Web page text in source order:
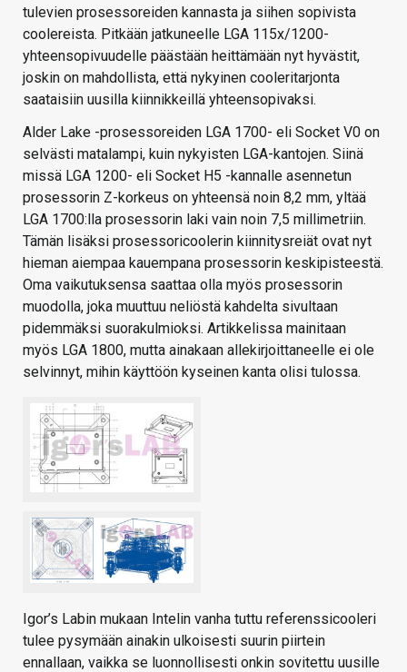
tulevien prosessoreiden kannasta ja siihen sopivista
coolereista. Pitkään jatkuneelle LGA 115x/1200-
yhteensopivuudelle päästään heittämään nyt hyvästit,
joskin on mahdollista, että nykyinen cooleritarjonta
saataisiin uusilla kiinnikkeillä yhteensopivaksi.
Alder Lake -prosessoreiden LGA 1700- eli Socket V0 on
selvästi matalampi, kuin nykyisten LGA-kantojen. Siinä
missä LGA 1200- eli Socket H5 -kannalle asennetun
prosessorin Z-korkeus on yhteensä noin 8,2 mm, yltää
LGA 1700:lla prosessorin laki vain noin 7,5 millimetriin.
Tämän lisäksi prosessoricoolerin kiinnitysreiät ovat nyt
hieman aiempaa kauempana prosessorin keskipisteestä.
Oma vaikutuksensa saattaa olla myös prosessorin
muodolla, joka muuttuu neliöstä kahdelta sivultaan
pidemmäksi suorakulmioksi. Artikkelissa mainitaan
myös LGA 1800, mutta ainakaan allekirjoittaneelle ei ole
selvinnyt, mihin käyttöön kyseinen kanta olisi tulossa.
Igor’s Labin mukaan Intelin vanha tuttu referenssicooleri
tulee pysymään ainakin ulkoisesti suurin piirtein
ennallaan, vaikka se luonnollisesti onkin sovitettu uusille